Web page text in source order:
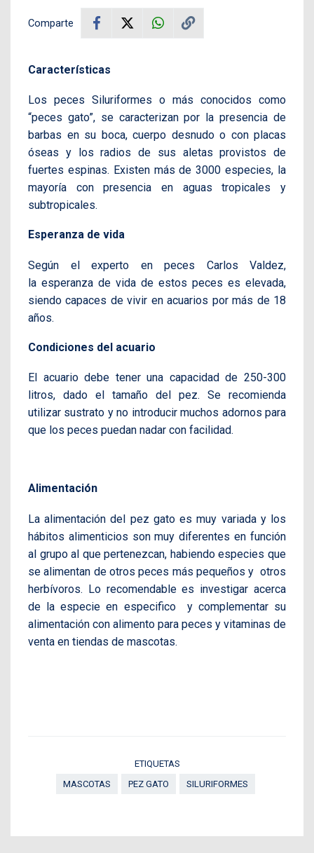
Comparte
Características
Los peces Siluriformes o más conocidos como
“peces gato”, se caracterizan por la presencia de
barbas en su boca, cuerpo desnudo o con placas
óseas y los radios de sus aletas provistos de
fuertes espinas. Existen más de 3000 especies, la
mayoría con presencia en aguas tropicales y
subtropicales.
Esperanza de vida
Según el experto en peces Carlos Valdez,
la esperanza de vida de estos peces es elevada,
siendo capaces de vivir en acuarios por más de 18
años.
Condiciones del acuario
El acuario debe tener una capacidad de 250-300
litros, dado el tamaño del pez. Se recomienda
utilizar sustrato y no introducir muchos adornos para
que los peces puedan nadar con facilidad.
Alimentación
La alimentación del pez gato es muy variada y los
hábitos alimenticios son muy diferentes en función
al grupo al que pertenezcan, habiendo especies que
se alimentan de otros peces más pequeños y otros
herbívoros. Lo recomendable es investigar acerca
de la especie en especifico y complementar su
alimentación con alimento para peces y vitaminas de
venta en tiendas de mascotas.
ETIQUETAS
MASCOTAS
PEZ GATO SILURIFORMES